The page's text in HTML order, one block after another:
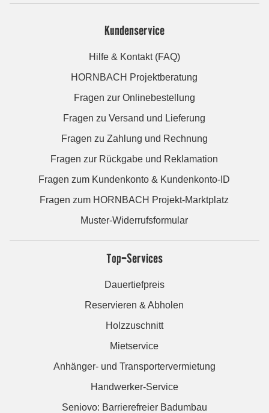
Kundenservice
Hilfe & Kontakt (FAQ)
HORNBACH Projektberatung
Fragen zur Onlinebestellung
Fragen zu Versand und Lieferung
Fragen zu Zahlung und Rechnung
Fragen zur Rückgabe und Reklamation
Fragen zum Kundenkonto & Kundenkonto-ID
Fragen zum HORNBACH Projekt-Marktplatz
Muster-Widerrufsformular
Top-Services
Dauertiefpreis
Reservieren & Abholen
Holzzuschnitt
Mietservice
Anhänger- und Transportervermietung
Handwerker-Service
Seniovo: Barrierefreier Badumbau